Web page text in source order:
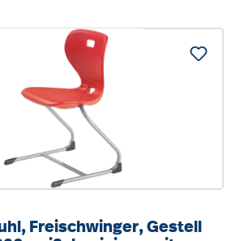
Freischwinger, Gestell